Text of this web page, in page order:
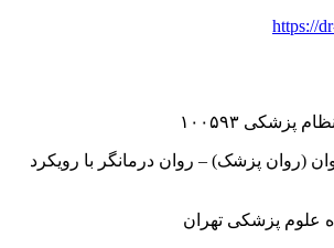
https://
۱۰۰۵۹۳
(روان پزشک) – روان درمانگر با رویکرد
علوم پزشکی تهران